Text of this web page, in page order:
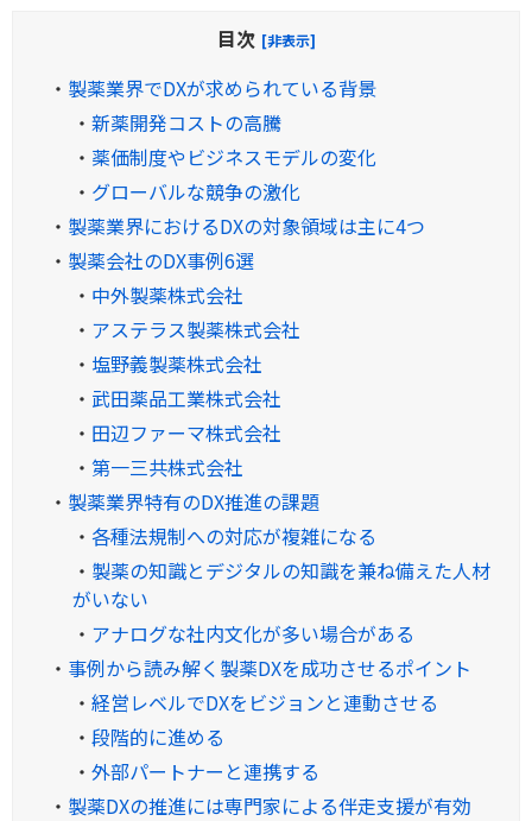
目次 [非表示]
・ 製薬業界でDXが求められている背景
・ 新薬開発コストの高騰
・ 薬価制度やビジネスモデルの変化
・ グローバルな競争の激化
・ 製薬業界におけるDXの対象領域は主に4つ
・ 製薬会社のDX事例6選
・ 中外製薬株式会社
・ アステラス製薬株式会社
・ 塩野義製薬株式会社
・ 武田薬品工業株式会社
・ 田辺ファーマ株式会社
・ 第一三共株式会社
・ 製薬業界特有のDX推進の課題
・ 各種法規制への対応が複雑になる
・ 製薬の知識とデジタルの知識を兼ね備えた人材
がいない
・ アナログな社内文化が多い場合がある
・ 事例から読み解く製薬DXを成功させるポイント
・ 経営レベルでDXをビジョンと連動させる
・ 段階的に進める
・ 外部パートナーと連携する
・ 製薬DXの推進には専門家による伴走支援が有効